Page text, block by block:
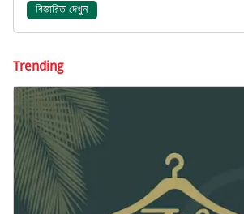
বিস্তারিত দেখুন
Trending